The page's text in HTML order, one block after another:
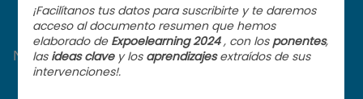
Nuestros proyectos